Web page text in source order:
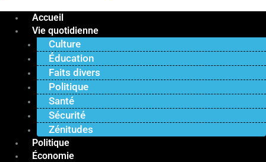
Accueil
Vie quotidienne
Culture
Éducation
Faits divers
Politique
Santé
Sécurité
Zénitudes
Politique
Économie